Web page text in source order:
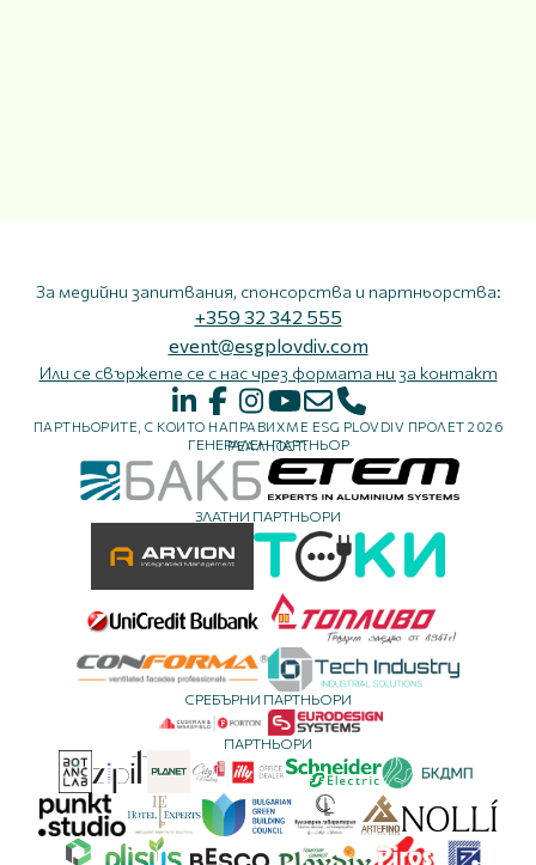
За медийни запитвания, спонсорства и партньорства:
+359 32 342 555
event@esgplovdiv.com
Или се свържете се с нас чрез формата ни за контакт
ПАРТНЬОРИТЕ, С КОИТО НАПРАВИХМЕ ESG PLOVDIV ПРОЛЕТ 2026
РЕАЛНОСТ:
ГЕНЕРАЛЕН ПАРТНЬОР
ЗЛАТНИ ПАРТНЬОРИ
СРЕБЪРНИ ПАРТНЬОРИ
ПАРТНЬОРИ